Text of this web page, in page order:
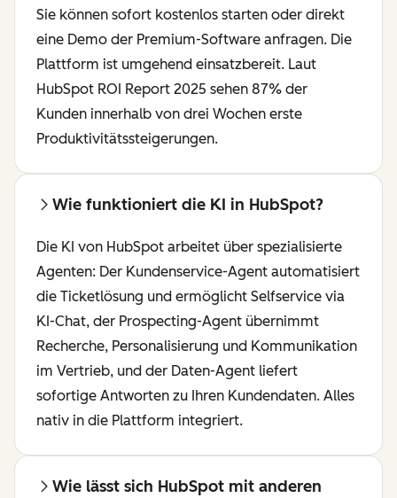
Sie können sofort kostenlos starten oder direkt
eine Demo der Premium-Software anfragen. Die
Plattform ist umgehend einsatzbereit. Laut
HubSpot ROI Report 2025 sehen 87% der
Kunden innerhalb von drei Wochen erste
Produktivitätssteigerungen.
Wie funktioniert die KI in HubSpot?
Die KI von HubSpot arbeitet über spezialisierte
Agenten: Der Kundenservice-Agent automatisiert
die Ticketlösung und ermöglicht Selfservice via
KI-Chat, der Prospecting-Agent übernimmt
Recherche, Personalisierung und Kommunikation
im Vertrieb, und der Daten-Agent liefert
sofortige Antworten zu Ihren Kundendaten. Alles
nativ in die Plattform integriert.
Wie lässt sich HubSpot mit anderen